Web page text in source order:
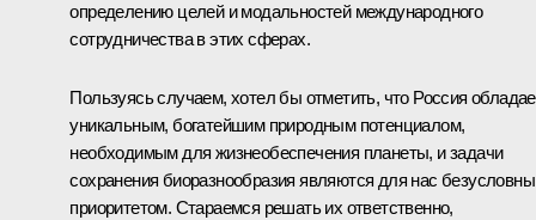
определению целей и модальностей международного
сотрудничества в этих сферах.
Пользуясь случаем, хотел бы отметить, что Россия
уникальным, богатейшим природным потенциалом,
необходимым для жизнеобеспечения планеты, и задачи
сохранения биоразнообразия являются для нас
приоритетом. Стараемся решать их ответственно,